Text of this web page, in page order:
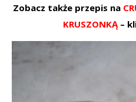
Zobacz także przepis na
KRUSZONKĄ –